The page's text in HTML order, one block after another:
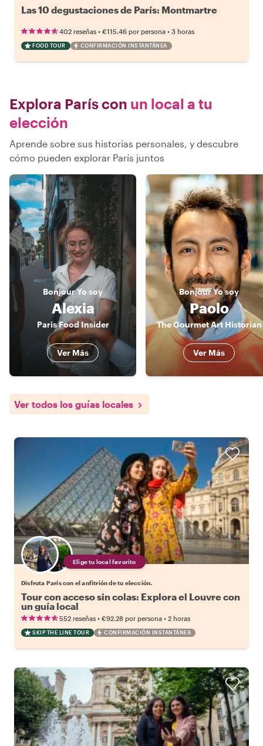
Las 10 degustaciones de París: Montmartre
402 reseñas • €115.46 por persona • 3 horas
FOOD TOUR CONFIRMACIÓN INSTANTÁNEA
Explora París con un local a tu
elección
Aprende sobre sus historias personales, y descubre
cómo pueden explorar París juntos
BonjourYo soy
Alexia
Paris Food Insider
Ver Más
BonjourYo soy
Paolo
The Gourmet Art Historian
Ver Más
Ver todos los guías locales
Elige tu local favorito
Disfruta París con el anfitrión de tu elección.
Tour con acceso sin colas: Explora el Louvre con
un guía local
552 reseñas • €92.28 por persona • 2 horas
SKIP THE LINE TOUR CONFIRMACIÓN INSTANTÁNEA